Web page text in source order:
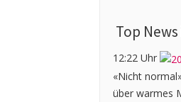
Top
12:22 Uhr
«Nicht
über warmes